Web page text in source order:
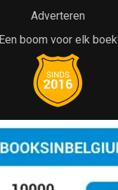
Adverteren
Een boom voor elk boek